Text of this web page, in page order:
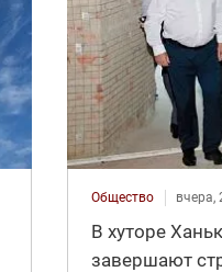
Общество вчера,
В хуторе
завершают